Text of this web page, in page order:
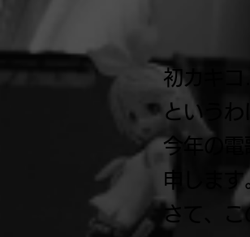
初カキ
というわ
今年の
申します
さて、